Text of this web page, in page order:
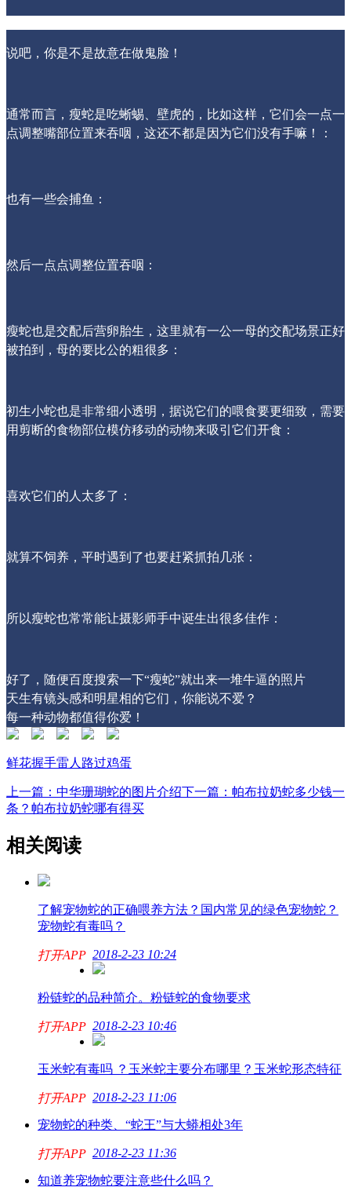
说吧，你是不是故意在做鬼脸！
通常而言，瘦蛇是吃蜥蜴、壁虎的，比如这样，它们会一点一
点调整嘴部位置来吞咽，这还不都是因为它们没有手嘛！：
也有一些会捕鱼：
然后一点点调整位置吞咽：
瘦蛇也是交配后营卵胎生，这里就有一公一母的交配场景正好
被拍到，母的要比公的粗很多：
初生小蛇也是非常细小透明，据说它们的喂食要更细致，需要
用剪断的食物部位模仿移动的动物来吸引它们开食：
喜欢它们的人太多了：
就算不饲养，平时遇到了也要赶紧抓拍几张：
所以瘦蛇也常常能让摄影师手中诞生出很多佳作：
好了，随便百度搜索一下“瘦蛇”就出来一堆牛逼的照片
天生有镜头感和明星相的它们，你能说不爱？
每一种动物都值得你爱！
鲜花握手雷人 路过鸡蛋
上一篇：中华珊瑚蛇的图片介绍下一篇：帕布拉奶蛇多少钱一
条？帕布拉奶蛇哪有得买
相关阅读
了解宠物蛇的正确喂养方法？国内常见的绿色宠物蛇？
宠物蛇有毒吗？
2018-2-23 10:24
打开APP
粉链蛇的品种简介。粉链蛇的食物要求
2018-2-23 10:46
打开APP
玉米蛇有毒吗 ？玉米蛇主要分布哪里？玉米蛇形态特征
2018-2-23 11:06
打开APP
宠物蛇的种类、“蛇王”与大蟒相处3年
2018-2-23 11:36
打开APP
知道养宠物蛇要注意些什么吗？